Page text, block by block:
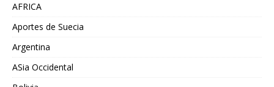
AFRICA
Aportes de Suecia
Argentina
ASia Occidental